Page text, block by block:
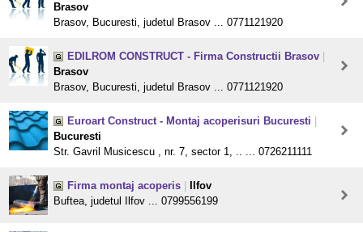
Brasov
Brasov, Bucuresti, judetul Brasov ... 0771121920
EDILROM CONSTRUCT - Firma Constructii Brasov
Brasov
Brasov, Bucuresti, judetul Brasov ... 0771121920
Euroart Construct - Montaj acoperisuri Bucuresti
Bucuresti
Str. Gavril Musicescu , nr. 7, sector 1, .. ... 0726211111
Firma montaj acoperis
Ilfov
Buftea, judetul Ilfov ... 0799556199